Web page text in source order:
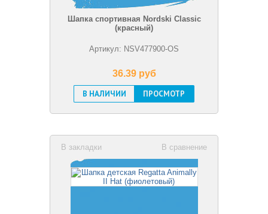
Шапка спортивная Nordski Classic
(красный)
Артикул: NSV477900-OS
36.39 pуб
В НАЛИЧИИ
ПРОСМОТР
В сравнение
В закладки